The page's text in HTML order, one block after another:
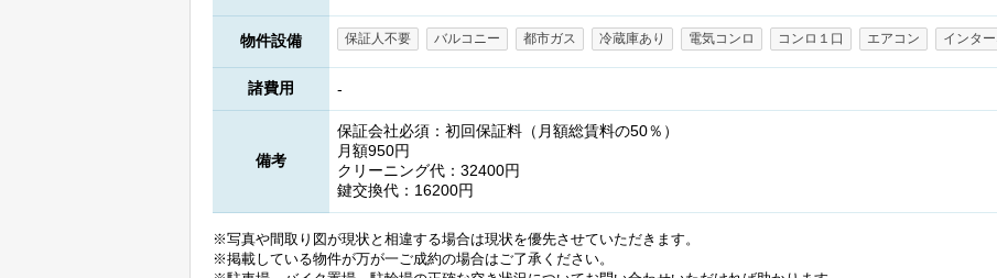
物件設備 保証人不要 バルコニー 都市ガス 冷蔵庫あり 電気コンロ コンロ１口 エアコン インタ
諸費用 -
備考
保証会社必須：初回保証料（月額総賃料の50％）
月額950円
クリーニング代：32400円
鍵交換代：16200円
※写真や間取り図が現状と相違する場合は現状を優先させていただきます。
※掲載している物件が万が一ご成約の場合はご了承ください。